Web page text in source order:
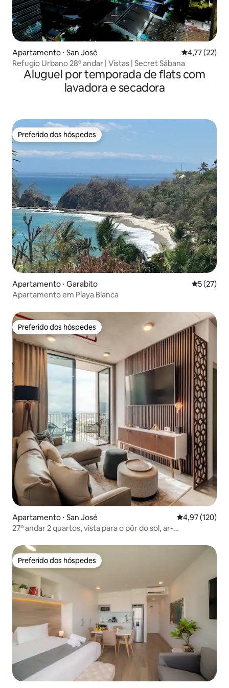
Apartamento ⋅ San José 4,77 de uma
4,77 (22)
Refugio Urbano 28º andar | Vistas | Secret Sábana
Aluguel por temporada de flats com
lavadora e secadora
Preferido dos hóspedes
Preferido dos hóspedes
Apartamento ⋅ Garabito 5 de uma
5 (27)
Apartamento em Playa Blanca
Preferido dos hóspedes
Preferido dos hóspedes
Apartamento ⋅ San José 4,97 de uma
4,97 (120)
27º andar 2 quartos, vista para o pôr do sol, ar-
Preferido dos hóspedes
Preferido dos hóspedes